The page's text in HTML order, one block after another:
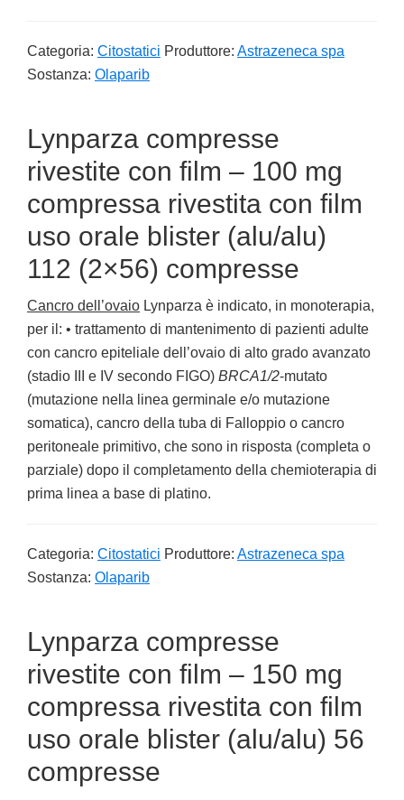
Categoria: Citostatici Produttore: Astrazeneca spa
Sostanza: Olaparib
Lynparza compresse
rivestite con film – 100 mg
compressa rivestita con film
uso orale blister (alu/alu)
112 (2×56) compresse
Cancro dell’ovaio Lynparza è indicato, in monoterapia,
per il: • trattamento di mantenimento di pazienti adulte
con cancro epiteliale dell’ovaio di alto grado avanzato
(stadio III e IV secondo FIGO) BRCA1/2-mutato
(mutazione nella linea germinale e/o mutazione
somatica), cancro della tuba di Falloppio o cancro
peritoneale primitivo, che sono in risposta (completa o
parziale) dopo il completamento della chemioterapia di
prima linea a base di platino.
Categoria: Citostatici Produttore: Astrazeneca spa
Sostanza: Olaparib
Lynparza compresse
rivestite con film – 150 mg
compressa rivestita con film
uso orale blister (alu/alu) 56
compresse